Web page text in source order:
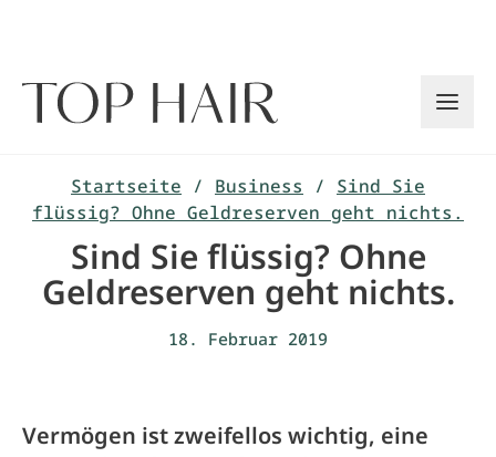
Startseite / Business / Sind Sie
flüssig? Ohne Geldreserven geht nichts.
Sind Sie flüssig? Ohne
Geldreserven geht nichts.
18. Februar 2019
Vermögen ist zweifellos wichtig, eine